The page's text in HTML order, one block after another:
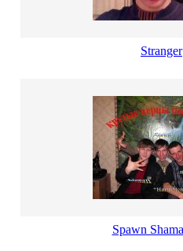
Stranger
Spawn